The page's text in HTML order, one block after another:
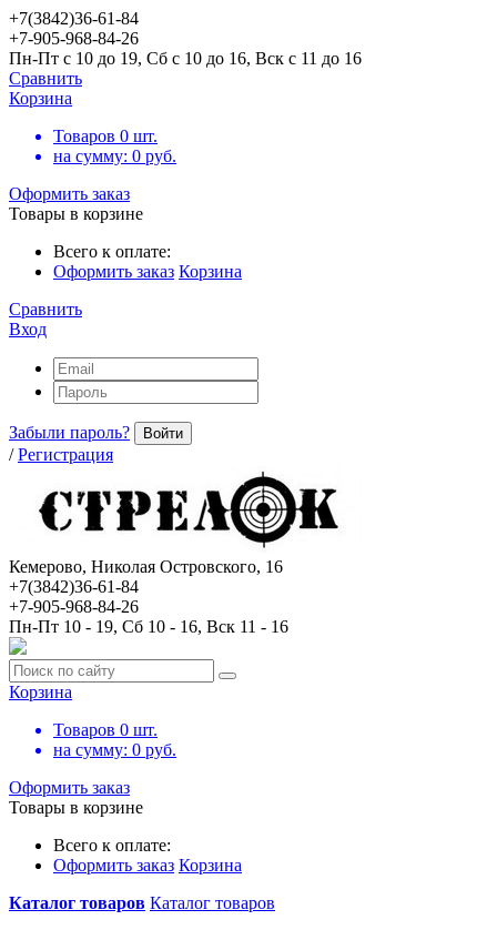
+7(3842)36-61-84
+7-905-968-84-26
Пн-Пт с 10 до 19, Сб с 10 до 16, Вск с 11 до 16
Сравнить
Корзина
Товаров 0 шт.
на сумму: 0 руб.
Оформить заказ
Товары в корзине
Всего к оплате:
Оформить заказ Корзина
Сравнить
Вход
Забыли пароль? Войти
/ Регистрация
Кемерово, Николая Островского, 16
+7(3842)36-61-84
+7-905-968-84-26
Пн-Пт 10 - 19, Сб 10 - 16, Вск 11 - 16
Корзина
Товаров 0 шт.
на сумму: 0 руб.
Оформить заказ
Товары в корзине
Всего к оплате:
Оформить заказ Корзина
Каталог товаров Каталог товаров